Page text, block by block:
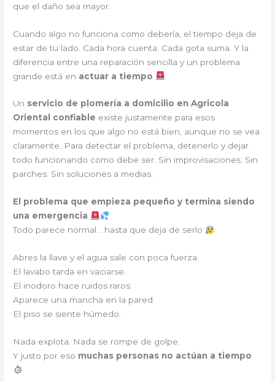
que el daño sea mayor.
Cuando algo no funciona como debería, el tiempo deja de
estar de tu lado. Cada hora cuenta. Cada gota suma. Y la
diferencia entre una reparación sencilla y un problema
grande está en actuar a tiempo
Un servicio de plomería a domicilio en Agricola
Oriental confiable existe justamente para esos
momentos en los que algo no está bien, aunque no se vea
claramente. Para detectar el problema, detenerlo y dejar
todo funcionando como debe ser. Sin improvisaciones. Sin
parches. Sin soluciones a medias.
El problema que empieza pequeño y termina siendo
una emergencia
Todo parece normal… hasta que deja de serlo
Abres la llave y el agua sale con poca fuerza.
El lavabo tarda en vaciarse.
El inodoro hace ruidos raros.
Aparece una mancha en la pared.
El piso se siente húmedo.
Nada explota. Nada se rompe de golpe.
Y justo por eso muchas personas no actúan a tiempo